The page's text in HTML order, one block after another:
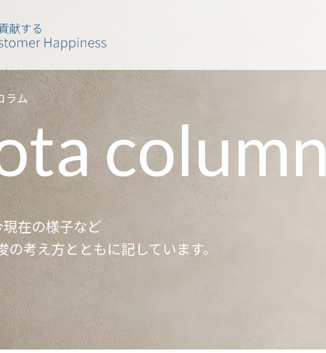
献する
ラム
column
在の様子など
の考え方とともに記しています。